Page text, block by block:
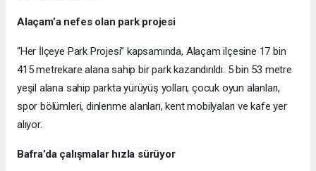
Alaçam’a nefes olan park projesi
“Her İlçeye Park Projesi” kapsamında, Alaçam ilçesine 17 bin
415 metrekare alana sahip bir park kazandırıldı. 5 bin 53 metre
yeşil alana sahip parkta yürüyüş yolları, çocuk oyun alanları,
spor bölümleri, dinlenme alanları, kent mobilyaları ve kafe yer
alıyor.
Bafra’da çalışmalar hızla sürüyor